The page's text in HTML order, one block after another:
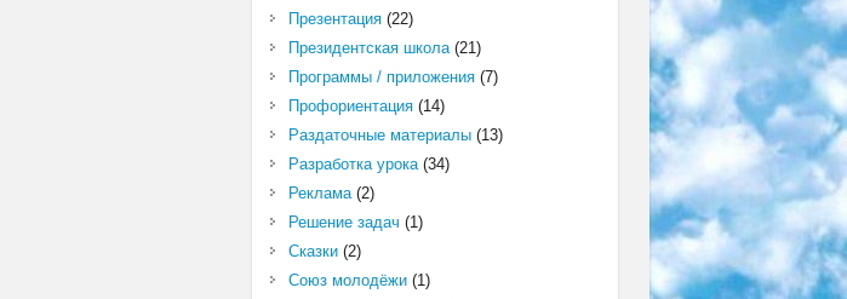
Презентация(22)
Президентская школа(21)
Программы / приложения(7)
Профориентация(14)
Раздаточные материалы(13)
Разработка урока(34)
Реклама(2)
Решение задач (1)
Сказки(2)
Союз молодёжи(1)